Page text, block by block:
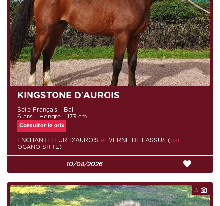
KINGSTONE D'AUROIS
Selle Français - Bai
6 ans - Hongre - 173 cm
Consulter le prix
ENCHANTELEUR D'AUROIS et VERNE DE LASSUS (par
OGANO SITTE)
10/08/2026
3